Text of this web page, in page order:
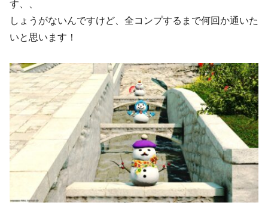
す、、
しょうがないんですけど、全コンプするまで何回か通いた
いと思います！